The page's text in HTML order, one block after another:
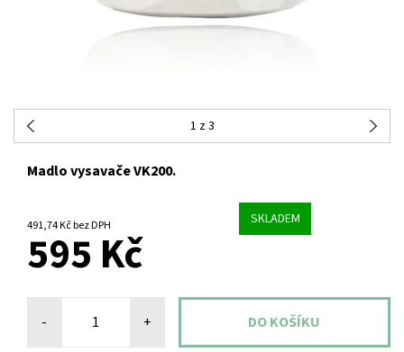
1 z 3
Madlo vysavače VK200.
491,74 Kč bez DPH SKLADEM
595 Kč
- +